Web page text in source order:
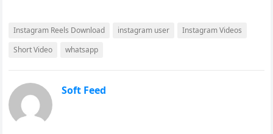
Instagram Reels Download instagram user
Instagram Videos
Short Video
whatsapp
Soft Feed